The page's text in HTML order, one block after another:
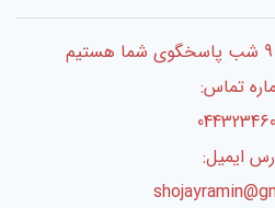
تماس:
ایمیل: